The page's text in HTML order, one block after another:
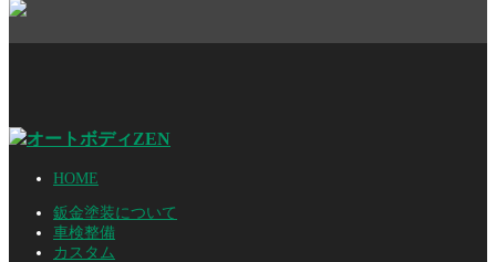
HOME
鈑金塗装について
車検整備
カスタム